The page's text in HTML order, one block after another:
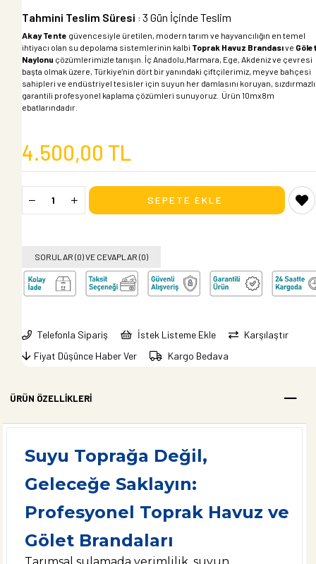
Tahmini Teslim Süresi : 3 Gün İçinde Teslim
Akay Tente güvencesiyle üretilen, modern tarım ve hayvancılığın en temel
ihtiyacı olan su depolama sistemlerinin kalbi Toprak Havuz Brandasıve
Naylonu çözümlerimizle tanışın. İç Anadolu,Marmara, Ege, Akdeniz ve çevresi
başta olmak üzere, Türkiye'nin dört bir yanındaki çiftçilerimiz, meyve bahçesi
sahipleri ve endüstriyel tesisler için suyun her damlasını koruyan,
garantili profesyonel kaplama çözümleri sunuyoruz. Ürün 10mx8m
ebatlarındadır.
4.500,00 TL
SORULAR (0) VE CEVAPLAR (0)
Telefonla Sipariş İstek Listeme Ekle
Karşılaştır
Fiyat Düşünce Haber Ver
Kargo Bedava
ÜRÜN ÖZELLIKLERI
Suyu Toprağa Değil,
Geleceğe Saklayın:
Profesyonel Toprak Havuz ve
Gölet Brandaları